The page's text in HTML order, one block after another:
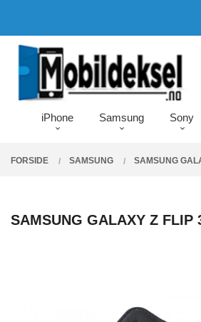
innholdet
iPhone Samsung Sony
FORSIDE SAMSUNG SAMSUNG
SAMSUNG GALAXY Z FLIP